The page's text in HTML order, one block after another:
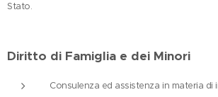
Stato.
Diritto di Famiglia e dei Minori
Consulenza ed assistenza in materia di